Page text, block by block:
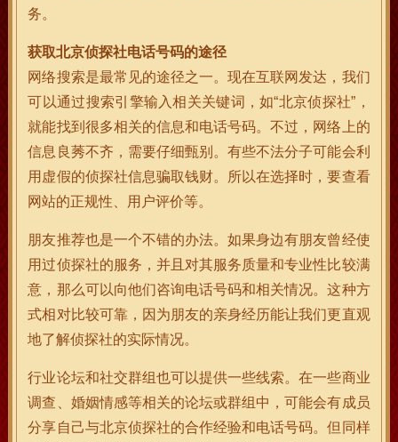
务。
获取北京侦探社电话号码的途径
网络搜索是最常见的途径之一。现在互联网发达，我们
可以通过搜索引擎输入相关关键词，如“北京侦探社”，
就能找到很多相关的信息和电话号码。不过，网络上的
信息良莠不齐，需要仔细甄别。有些不法分子可能会利
用虚假的侦探社信息骗取钱财。所以在选择时，要查看
网站的正规性、用户评价等。
朋友推荐也是一个不错的办法。如果身边有朋友曾经使
用过侦探社的服务，并且对其服务质量和专业性比较满
意，那么可以向他们咨询电话号码和相关情况。这种方
式相对比较可靠，因为朋友的亲身经历能让我们更直观
地了解侦探社的实际情况。
行业论坛和社交群组也可以提供一些线索。在一些商业
调查、婚姻情感等相关的论坛或群组中，可能会有成员
分享自己与北京侦探社的合作经验和电话号码。但同样